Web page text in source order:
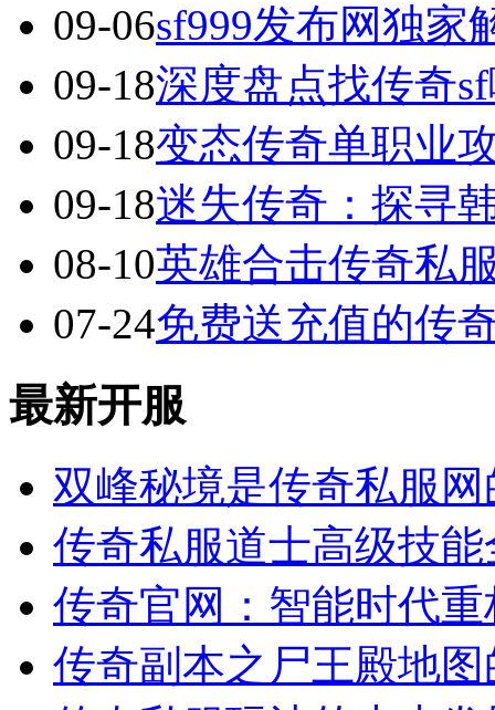
09-06sf999发布网独家
09-18深度盘点找传奇
09-18变态传奇单职业
09-18迷失传奇：探寻
08-10英雄合击传奇私
07-24免费送充值的传
最新开服
双峰秘境是传奇私服
传奇私服道士高级技
传奇官网：智能时代
传奇副本之尸王殿地